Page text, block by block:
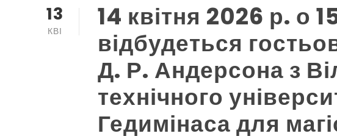
13
КВІ
14 квітня 2026 р. о
відбудеться
Д. Р. Андерсона з
технічного
Гедимінаса для